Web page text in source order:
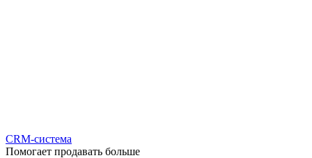
CRM-система
Помогает продавать больше